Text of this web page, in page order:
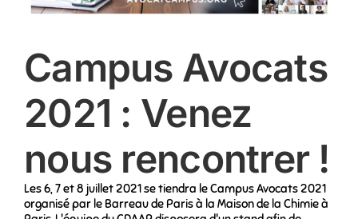
Campus Avocats
2021 : Venez
nous rencontrer !
Les 6, 7 et 8 juillet 2021 se tiendra le Campus Avocats 2021
organisé par le Barreau de Paris à la Maison de la Chimie à